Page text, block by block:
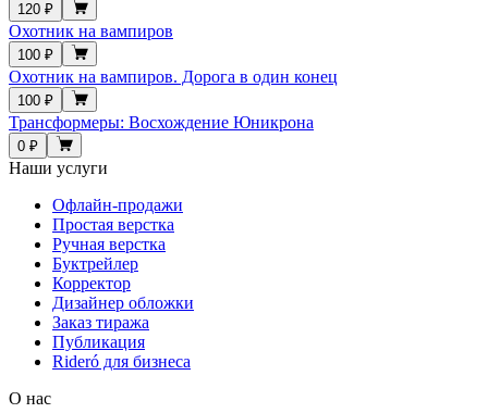
120 ₽
Охотник на вампиров
100 ₽
Охотник на вампиров. Дорога в один конец
100 ₽
Трансформеры: Восхождение Юникрона
0 ₽
Наши услуги
Офлайн-продажи
Простая верстка
Ручная верстка
Буктрейлер
Корректор
Дизайнер обложки
Заказ тиража
Публикация
Rideró для бизнеса
О нас